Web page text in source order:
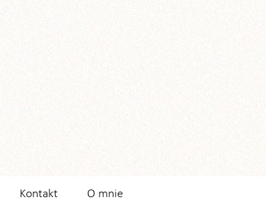
Kontakt O mnie